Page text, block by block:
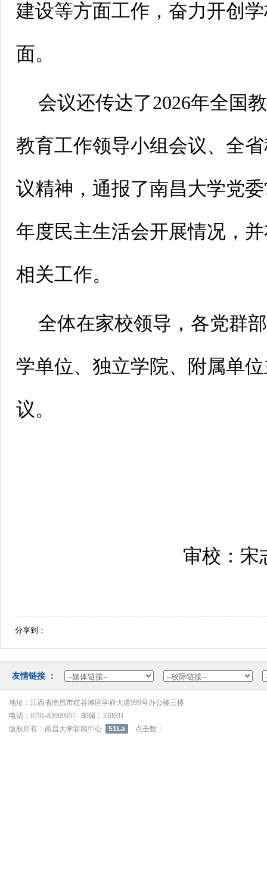
建设等方面工作，奋力开创
面。
会议还传达了2026年全国
教育工作领导小组会议、全
议精神，通报了南昌大学党
年度民主生活会开展情况，
相关工作。
全体在家校领导，各党群
学单位、独立学院、附属单
议。
审校：宋
分享到：
友情链接：
地址：江西省南昌市红谷滩区学府大道999号办公楼三楼
电话：0791-83969057邮编：330031
版权所有：南昌大学新闻中心
51La 点击数：